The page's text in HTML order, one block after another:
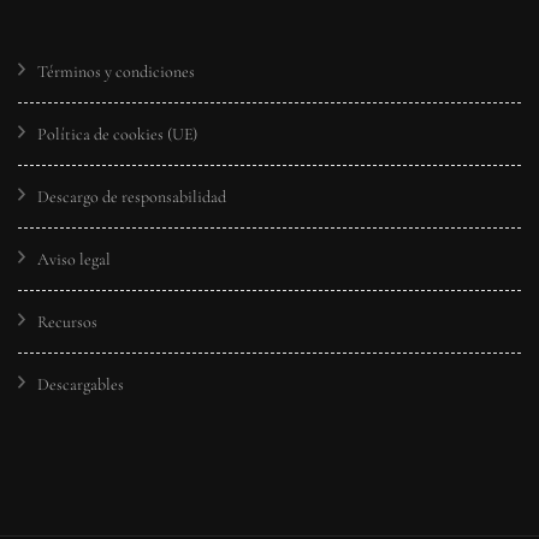
Términos y condiciones
Política de cookies (UE)
Descargo de responsabilidad
Aviso legal
Recursos
Descargables